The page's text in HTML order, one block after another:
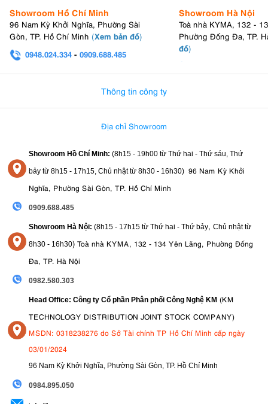
Showroom Hồ Chí Minh
96 Nam Kỳ Khởi Nghĩa, Phường Sài
Gòn, TP. Hồ Chí Minh (Xem bản đồ)
0948.024.334 - 0909.688.485
Showroom Hà Nội
Toà nhà KYMA, 132 -
Phường Đống Đa, TP.
đồ)
Thông tin công ty
Địa chỉ Showroom
Showroom Hồ Chí Minh: (8h15 - 19h00 từ Thứ hai - Thứ sáu, Thứ
bảy từ 8h15 - 17h15, Chủ nhật từ 8h30 - 16h30) 96 Nam Kỳ Khởi
Nghĩa, Phường Sài Gòn, TP. Hồ Chí Minh
0909.688.485
Showroom Hà Nội: (8h15 - 17h15 từ Thứ hai - Thứ bảy, Chủ nhật từ
8h30 - 16h30) Toà nhà KYMA, 132 - 134 Yên Lãng, Phường Đống
Đa, TP. Hà Nội
0982.580.303
Head Office: Công ty Cổ phần Phân phối Công Nghệ KM (KM
TECHNOLOGY DISTRIBUTION JOINT STOCK COMPANY)
MSDN: 0318238276 do Sở Tài chính TP Hồ Chí Minh cấp ngày
03/01/2024
96 Nam Kỳ Khởi Nghĩa, Phường Sài Gòn, TP. Hồ Chí Minh
0984.895.050